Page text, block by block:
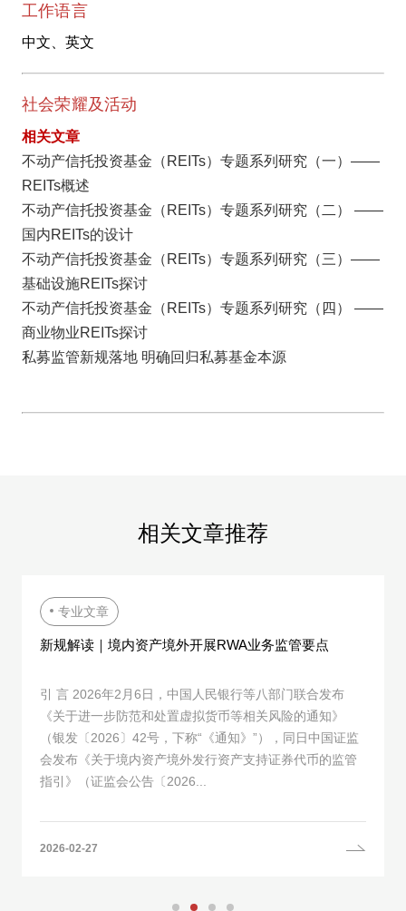
工作语言
中文、英文
社会荣耀及活动
相关文章
不动产信托投资基金（REITs）专题系列研究（一）——
REITs概述
不动产信托投资基金（REITs）专题系列研究（二） ——
国内REITs的设计
不动产信托投资基金（REITs）专题系列研究（三）——
基础设施REITs探讨
不动产信托投资基金（REITs）专题系列研究（四） ——
商业物业REITs探讨
私募监管新规落地 明确回归私募基金本源
相关文章推荐
专业文章
新规解读｜境内资产境外开展RWA业务监管要点
引 言 2026年2月6日，中国人民银行等八部门联合发布
《关于进一步防范和处置虚拟货币等相关风险的通知》
（银发〔2026〕42号，下称“《通知》”），同日中国证监
会发布《关于境内资产境外发行资产支持证券代币的监管
指引》（证监会公告〔2026...
2026-02-27